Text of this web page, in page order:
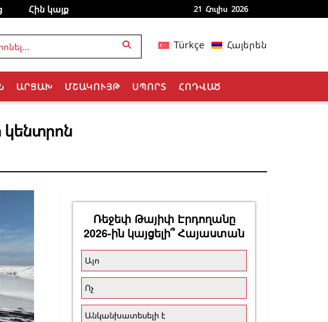
Հին կայք 21 Հուլիս 2026
Türkçe Հայերեն
ԱՐՑԱԽ ՄՇԱԿՈՒՅԹ ՍՊՈՐՏ ՀՈԴՎԱԾ
կենտրոն
Ռեջեփ Թայիփ Էրդողանը
2026-ին կայցելի՞ Հայաստան
Այո
Ոչ
Անկանխատեսելի է